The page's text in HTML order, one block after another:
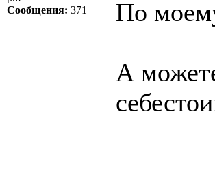
Сообщения: 371
По
А